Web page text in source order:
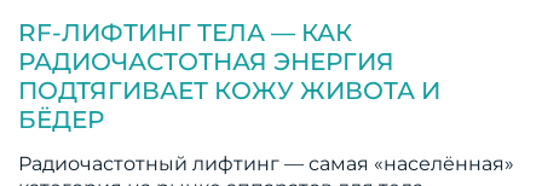
RF-ЛИФТИНГ ТЕЛА — КАК
РАДИОЧАСТОТНАЯ ЭНЕРГИЯ
ПОДТЯГИВАЕТ КОЖУ ЖИВОТА И
БЁДЕР
Радиочастотный лифтинг — самая «населённая»